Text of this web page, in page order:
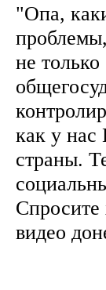
"Опа,
не
как у
страны.
видео